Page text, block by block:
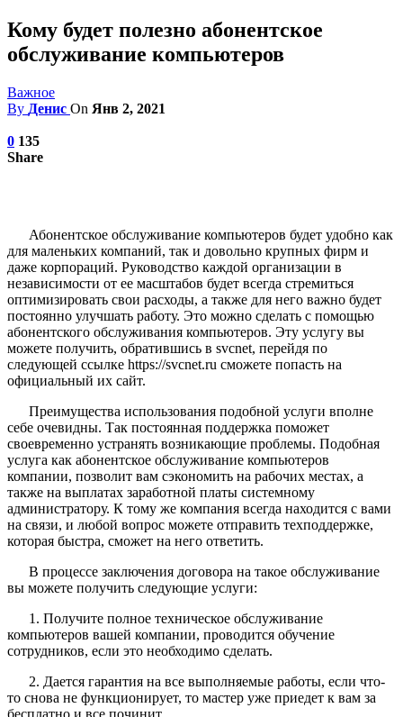
Кому будет полезно абонентское
обслуживание компьютеров
Важное
By Денис On Янв 2, 2021
0 135
Share
Абонентское обслуживание компьютеров будет удобно как
для маленьких компаний, так и довольно крупных фирм и
даже корпораций. Руководство каждой организации в
независимости от ее масштабов будет всегда стремиться
оптимизировать свои расходы, а также для него важно будет
постоянно улучшать работу. Это можно сделать с помощью
абонентского обслуживания компьютеров. Эту услугу вы
можете получить, обратившись в svcnet, перейдя по
следующей ссылке https://svcnet.ru сможете попасть на
официальный их сайт.
Преимущества использования подобной услуги вполне
себе очевидны. Так постоянная поддержка поможет
своевременно устранять возникающие проблемы. Подобная
услуга как абонентское обслуживание компьютеров
компании, позволит вам сэкономить на рабочих местах, а
также на выплатах заработной платы системному
администратору. К тому же компания всегда находится с вами
на связи, и любой вопрос можете отправить техподдержке,
которая быстра, сможет на него ответить.
В процессе заключения договора на такое обслуживание
вы можете получить следующие услуги:
1. Получите полное техническое обслуживание
компьютеров вашей компании, проводится обучение
сотрудников, если это необходимо сделать.
2. Дается гарантия на все выполняемые работы, если что-
то снова не функционирует, то мастер уже приедет к вам за
бесплатно и все починит.